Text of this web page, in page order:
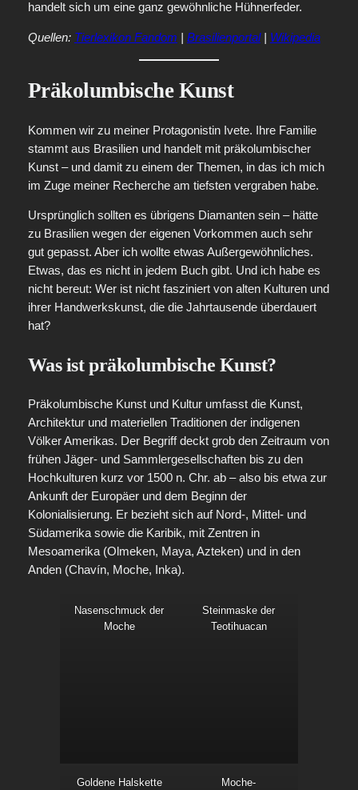
handelt sich um eine ganz gewöhnliche Hühnerfeder.
Quellen: Tierlexikon Fandom Brasilienportal| Wikipedia
Präkolumbische Kunst
Kommen wir zu meiner Protagonistin Ivete. Ihre Familie
stammt aus Brasilien und handelt mit präkolumbischer
Kunst – und damit zu einem der Themen, in das ich mich
im Zuge meiner Recherche am tiefsten vergraben habe.
Ursprünglich sollten es übrigens Diamanten sein – hätte
zu Brasilien wegen der eigenen Vorkommen auch sehr
gut gepasst. Aber ich wollte etwas Außergewöhnliches.
Etwas, das es nicht in jedem Buch gibt. Und ich habe es
nicht bereut: Wer ist nicht fasziniert von alten Kulturen und
ihrer Handwerkskunst, die die Jahrtausende überdauert
hat?
Was ist präkolumbische Kunst?
Präkolumbische Kunst und Kultur umfasst die Kunst,
Architektur und materiellen Traditionen der indigenen
Völker Amerikas. Der Begriff deckt grob den Zeitraum von
frühen Jäger‑ und Sammlergesellschaften bis zu den
Hochkulturen kurz vor 1500 n. Chr. ab – also bis etwa zur
Ankunft der Europäer und dem Beginn der
Kolonialisierung. Er bezieht sich auf Nord‑, Mittel‑ und
Südamerika sowie die Karibik, mit Zentren in
Mesoamerika (Olmeken, Maya, Azteken) und in den
Anden (Chavín, Moche, Inka).
Nasenschmuck der
Moche
Steinmaske der
Teotihuacan
Goldene Halskette
Moche-